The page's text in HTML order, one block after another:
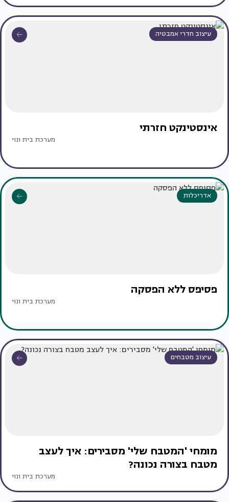
עיצוב חדרי אמבטיה
אינסטינקט חזרתי
מערכת בית ונוי
אדריכלות
פסיפס ללא הפסקה
מערכת בית ונוי
עיצוב מטבחים
מומחי 'המטבח שלי' מסבירים: איך לעצב
מטבח בצורה נכונה?
מערכת בית ונוי